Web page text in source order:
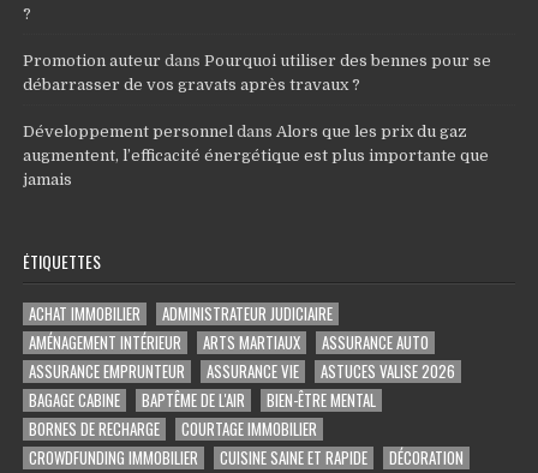
?
Promotion auteur dansPourquoi utiliser des bennes pour se
débarrasser de vos gravats après travaux ?
Développement personnel dansAlors que les prix du gaz
augmentent, l’efficacité énergétique est plus importante que
jamais
ÉTIQUETTES
ACHAT IMMOBILIER
ADMINISTRATEUR JUDICIAIRE
AMÉNAGEMENT INTÉRIEUR
ARTS MARTIAUX
ASSURANCE AUTO
ASSURANCE EMPRUNTEUR
ASSURANCE VIE
ASTUCES VALISE 2026
BAGAGE CABINE
BAPTÊME DE L'AIR
BIEN-ÊTRE MENTAL
BORNES DE RECHARGE
COURTAGE IMMOBILIER
CROWDFUNDING IMMOBILIER
CUISINE SAINE ET RAPIDE
DÉCORATION